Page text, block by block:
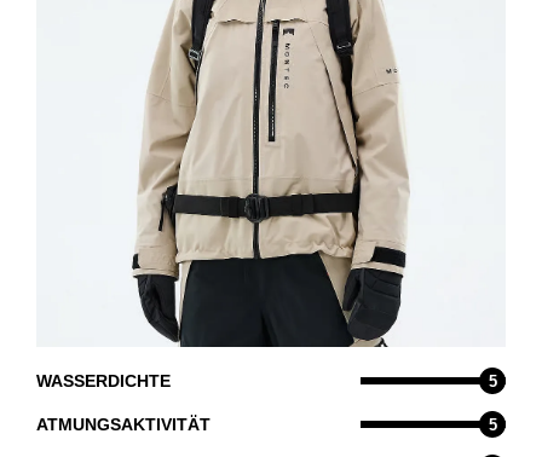
WASSERDICHTE 5
ATMUNGSAKTIVITÄT 5